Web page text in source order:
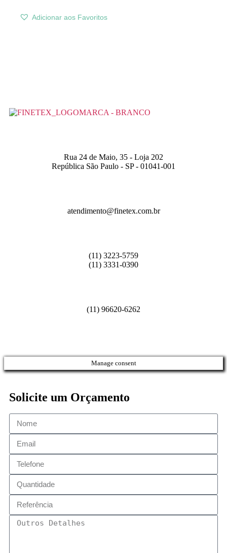
Adicionar aos Favoritos
Rua 24 de Maio, 35 - Loja 202
República São Paulo - SP - 01041-001
atendimento@finetex.com.br
(11) 3223-5759
(11) 3331-0390
(11) 96620-6262
Manage consent
Solicite um Orçamento